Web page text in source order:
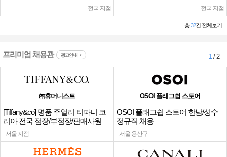
전국 지점 전국 지점
총32건 전체보기
프리미엄 채용관 광고안내 1/ 2
㈜휴머니스트
[Tiffany&co] 명품 주얼리 티파니 코
리아 전국 점장/부점장/판매사원
서울 지점
OSOI 플래그쉽 스토어
OSOI 플래그쉽 스토어 한남/성수
정규직 채용
서울 용산구